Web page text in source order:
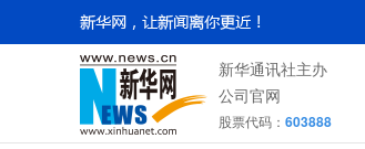
新华通讯社主办
公司官网
股票代码： 603888